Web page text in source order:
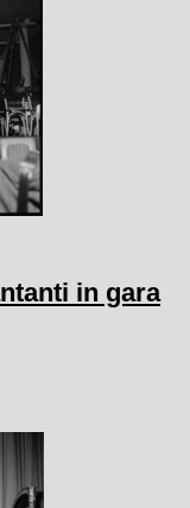
in gara